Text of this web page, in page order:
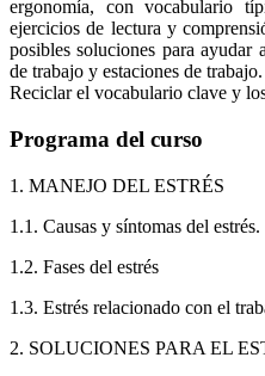
ergonomía, con vocabulario
ejercicios de lectura y
posibles soluciones para ayudar
de trabajo y estaciones de trabajo.
Reciclar el vocabulario clave y
Programa del curso
1. MANEJO DEL ESTRÉS
1.1. Causas y síntomas del estrés.
1.2. Fases del estrés
1.3. Estrés relacionado con el
2. SOLUCIONES PARA EL